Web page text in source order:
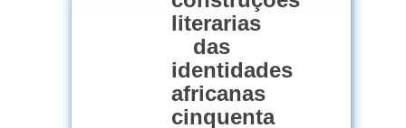
literarias
das
identidades
africanas
cinquenta